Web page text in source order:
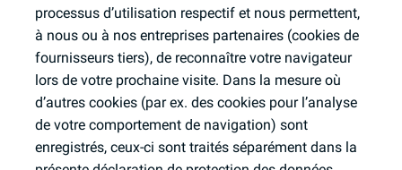
processus d’utilisation respectif et nous permettent,
à nous ou à nos entreprises partenaires (cookies de
fournisseurs tiers), de reconnaître votre navigateur
lors de votre prochaine visite. Dans la mesure où
d’autres cookies (par ex. des cookies pour l’analyse
de votre comportement de navigation) sont
enregistrés, ceux-ci sont traités séparément dans la